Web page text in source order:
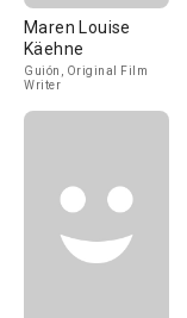
Maren Louise
Käehne
Guión, Original Film
Writer